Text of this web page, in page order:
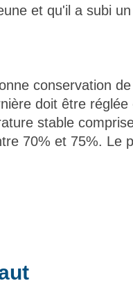
et qu'il a subi
conservation
doit être réglée
stable
70% et 75%. Le